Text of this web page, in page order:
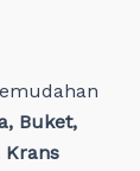
Buket,
Krans